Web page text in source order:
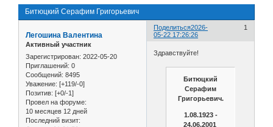
Битюцкий Серафим Григорьевич
Поделиться 1
2026-
05-22 17:26:26
Легошина Валентина
Активный участник
Зарегистрирован: 2022-05-20
Приглашений: 0
Сообщений: 8495
Уважение: [+119/-0]
Позитив: [+0/-1]
Провел на форуме:
10 месяцев 12 дней
Последний визит:
Здравствуйте!
Битюцкий
Серафим
Григорьевич.
1.08.1923 -
24.06.2001